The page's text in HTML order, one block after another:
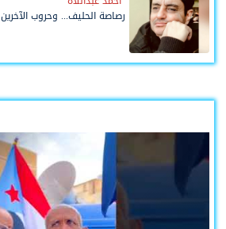
رصاصة الحليف... وحروب الآخرين